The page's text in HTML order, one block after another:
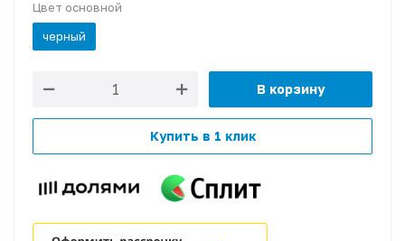
Цвет основной
черный
В корзину
Купить в 1 клик